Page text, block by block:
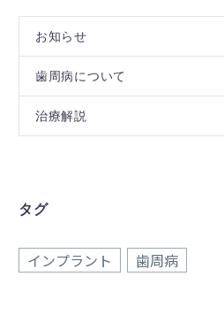
お知らせ
歯周病について
治療解説
タグ
インプラント 歯周病